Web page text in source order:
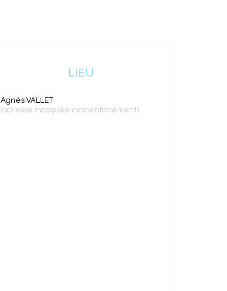
LIEU
Agnès VALLET
(adresse masquée momentanément)